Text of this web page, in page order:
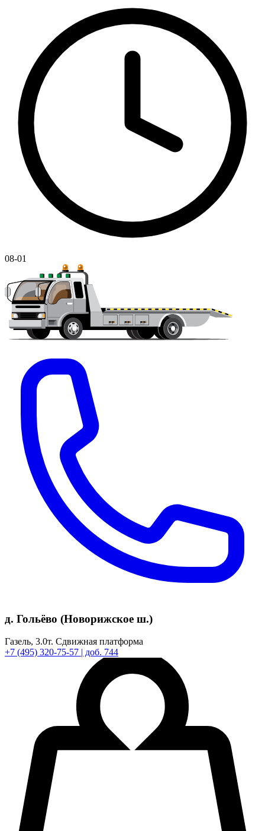
08-01
д. Гольёво (Новорижское ш.)
Газель, 3.0т. Сдвижная платформа
+7 (495) 320-75-57 | доб. 744